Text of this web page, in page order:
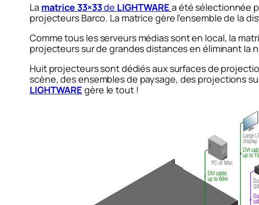
La matrice 33×33de LIGHTWARE a été sélectionnée
projecteurs Barco. La matrice gère l’ensemble de la
Comme tous les serveurs médias sont en local, la
projecteurs sur de grandes distances en éliminant la
Huit projecteurs sont dédiés aux surfaces de
scène, des ensembles de paysage, des projections
LIGHTWARE gère le tout !